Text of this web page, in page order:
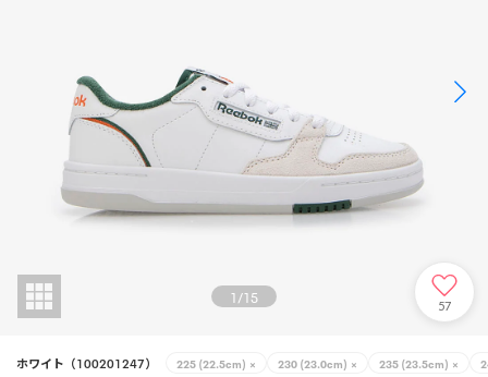
1/15 57
ホワイト（100201247） 225 (22.5cm) × 230 (23.0cm) × 235 (23.5cm) ×